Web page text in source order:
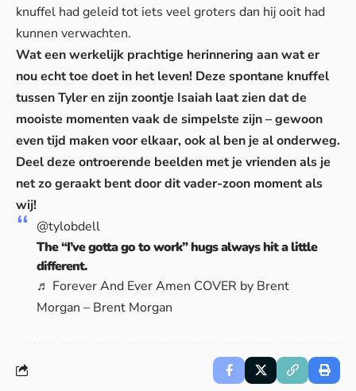
knuffel had geleid tot iets veel groters dan hij ooit had
kunnen verwachten.
Wat een werkelijk prachtige herinnering aan wat er
nou echt toe doet in het leven! Deze spontane knuffel
tussen Tyler en zijn zoontje Isaiah laat zien dat de
mooiste momenten vaak de simpelste zijn – gewoon
even tijd maken voor elkaar, ook al ben je al onderweg.
Deel deze ontroerende beelden met je vrienden als je
net zo geraakt bent door dit vader-zoon moment als
wij!
@tylobdell
The “I’ve gotta go to work” hugs always hit a little
different.
♬ Forever And Ever Amen COVER by Brent
Morgan – Brent Morgan